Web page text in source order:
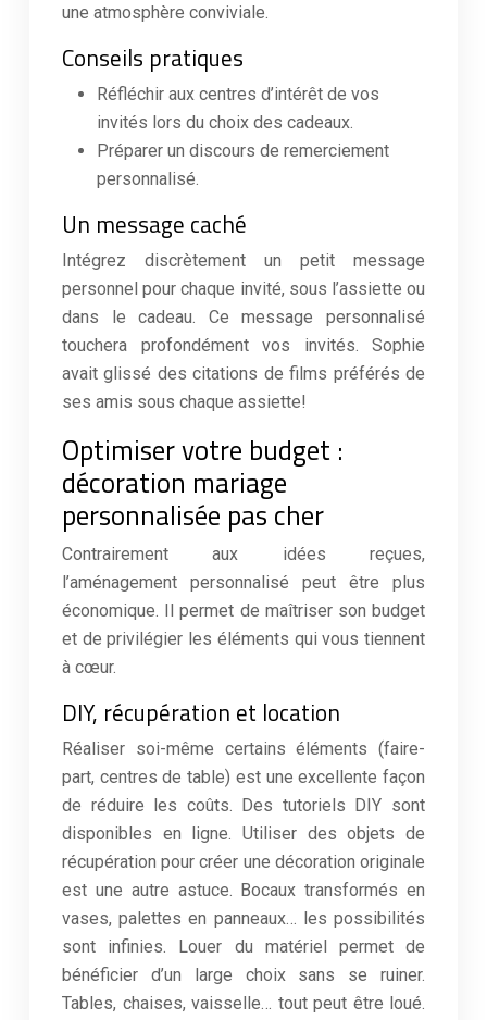
une atmosphère conviviale.
Conseils pratiques
Réfléchir aux centres d’intérêt de vos
invités lors du choix des cadeaux.
Préparer un discours de remerciement
personnalisé.
Un message caché
Intégrez discrètement un petit message
personnel pour chaque invité, sous l’assiette ou
dans le cadeau. Ce message personnalisé
touchera profondément vos invités. Sophie
avait glissé des citations de films préférés de
ses amis sous chaque assiette!
Optimiser votre budget :
décoration mariage
personnalisée pas cher
Contrairement aux idées reçues,
l’aménagement personnalisé peut être plus
économique. Il permet de maîtriser son budget
et de privilégier les éléments qui vous tiennent
à cœur.
DIY, récupération et location
Réaliser soi-même certains éléments (faire-
part, centres de table) est une excellente façon
de réduire les coûts. Des tutoriels DIY sont
disponibles en ligne. Utiliser des objets de
récupération pour créer une décoration originale
est une autre astuce. Bocaux transformés en
vases, palettes en panneaux… les possibilités
sont infinies. Louer du matériel permet de
bénéficier d’un large choix sans se ruiner.
Tables, chaises, vaisselle… tout peut être loué.